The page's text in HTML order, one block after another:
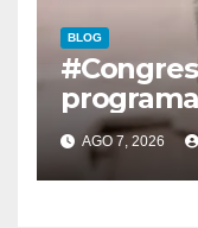
EN
BLOG
áreas
Raúl
AGO 7, 2026